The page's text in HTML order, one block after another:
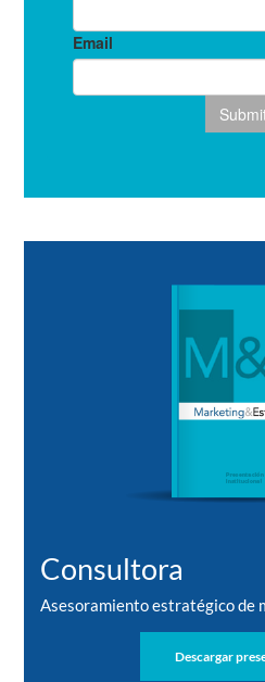
Consultora
Asesoramiento estratégico de
Descargar